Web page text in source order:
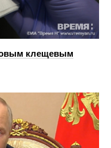
клещевым